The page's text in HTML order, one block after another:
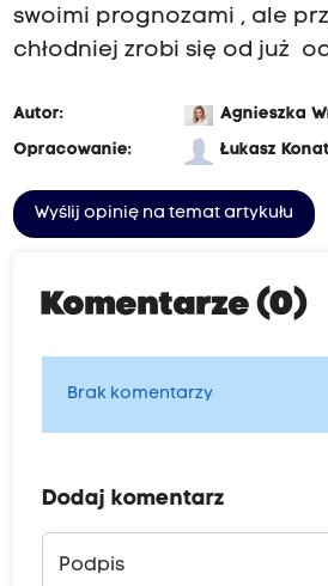
swoimi prognozami , ale
chłodniej zrobi się od już
Autor:
Agnieszka
Opracowanie:
Łukasz
Wyślij opinię na temat artykułu
Komentarze (0)
Brak komentarzy
Dodaj komentarz
Podpis